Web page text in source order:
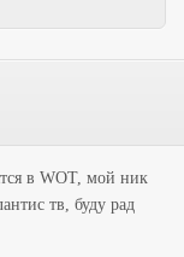
в WOT, мой ник
тв, буду рад